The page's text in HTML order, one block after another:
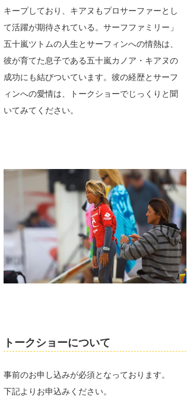
キープしており、キアヌもプロサーファーとし
て活躍が期待されている。サーフファミリー」
五十嵐ツトムの人生とサーフィンへの情熱は、
彼が育てた息子である五十嵐カノア・キアヌの
成功にも結びついています。彼の経歴とサーフ
ィンへの愛情は、トークショーでじっくりと聞
いてみてください。
トークショーについて
事前のお申し込みが必須となっております。
下記よりお申込みください。
上田純子
唐澤予報士
SancheZ
ゴン
予報士 hiro.
banpaku
Mr.K
chappy
Romisea